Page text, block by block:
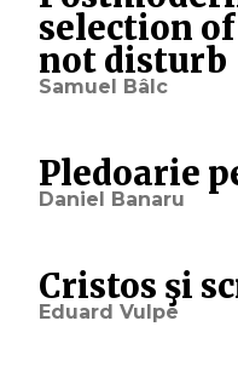
selection
not disturb
Samuel Bâlc
Pledoarie
Daniel Banaru
Cristos şi
Eduard Vulpe